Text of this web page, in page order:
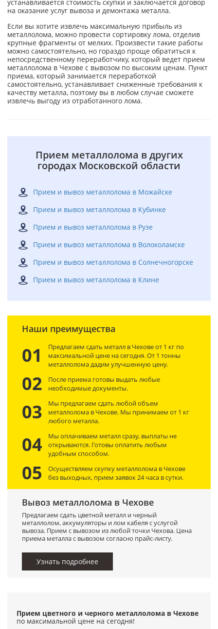
устанавливается стоимость скупки и заключается договор
на оказание услуг вывоза и демонтажа металла.
Если вы хотите извлечь максимальную прибыль из
металлолома, можно провести сортировку лома, отделив
крупные фрагменты от мелких. Произвести такие работы
можно самостоятельно, но гораздо проще обратиться к
непосредственному переработчику, который ведет прием
металлолома в Чехове с вывозом по высоким ценам. Пункт
приема, который занимается переработкой
самостоятельно, устанавливает сниженные требования к
качеству металла, поэтому вы в любом случае сможете
извлечь выгоду из отработанного лома.
Прием металлолома в других
городах Московской области
Прием и вывоз металлолома в Можайске
Прием и вывоз металлолома в Кубинке
Прием и вывоз металлолома в Рузе
Прием и вывоз металлолома в Волоколамске
Прием и вывоз металлолома в Солнечногорске
Прием и вывоз металлолома в Клине
Наши преимущества
01
Предлагаем сдать металл в Чехове от 1 кг по
максимальной цене на сегодня. От 1 тонны
металлолома дадим улучшенную цену.
02
После приема готовы выдать любые
необходимые документы.
03
Мы предлагаем сдать любой объем
металлолома в Чехове. Мы принимаем от 1 кг
любого металла.
04
Мы оплачиваем металл сразу, выплаты не
открываются. Готовы оплатить любым
удобным способом.
05
Осуществляем скупку металлолома в Чехове
без выходных, прием заявок 24 часа в сутки.
Вывоз металлолома в Чехове
Предлагаем сдать цветной металл и черный
металлолом, аккумуляторы и лом кабеля с услугой
вывоза. Прием с вывозом из любой точки Чехова. Цена
приема металла с вывозом согласно прайс-листу.
Узнать подробнее
Прием цветного и черного металлолома в Чехове
по максимальной цене на сегодня!